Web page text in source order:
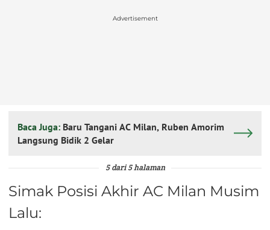
Advertisement
Baca Juga: Baru Tangani AC Milan, Ruben Amorim
Langsung Bidik 2 Gelar
5 dari 5 halaman
Simak Posisi Akhir AC Milan Musim
Lalu: